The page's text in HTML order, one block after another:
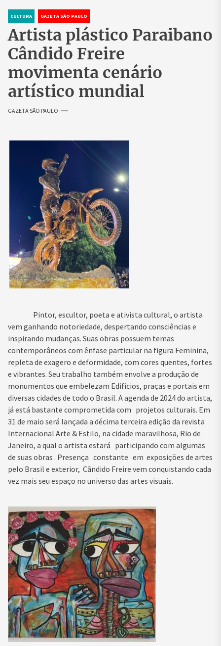
CULTURA GAZETA SÃO PAULO
Artista plástico Paraibano
Cândido Freire
movimenta cenário
artístico mundial
GAZETA SÃO PAULO
Pintor, escultor, poeta e ativista cultural, o artista
vem ganhando notoriedade, despertando consciências e
inspirando mudanças. Suas obras possuem temas
contemporâneos com ênfase particular na figura Feminina,
repleta de exagero e deformidade, com cores quentes, fortes
e vibrantes. Seu trabalho também envolve a produção de
monumentos que embelezam Edificios, praças e portais em
diversas cidades de todo o Brasil. A agenda de 2024 do artista,
já está bastante comprometida com projetos culturais. Em
31 de maio será lançada a décima terceira edição da revista
Internacional Arte & Estilo, na cidade maravilhosa, Rio de
Janeiro, a qual o artista estará participando com algumas
de suas obras . Presença constante em exposições de artes
pelo Brasil e exterior, Cândido Freire vem conquistando cada
vez mais seu espaço no universo das artes visuais.